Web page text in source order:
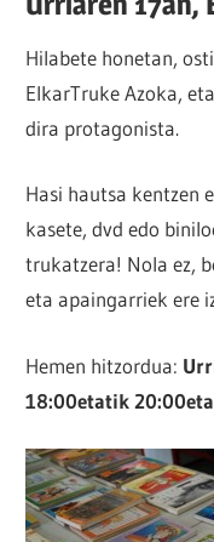
Hilabete honetan,
ElkarTruke Azoka,
dira protagonista.
Hasi hautsa kentzen
kasete, dvd edo
trukatzera! Nola ez,
eta apaingarriek ere
Hemen hitzordua:
18:00etatik